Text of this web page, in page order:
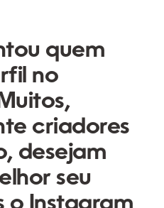
quem
no
criadores
desejam
seu